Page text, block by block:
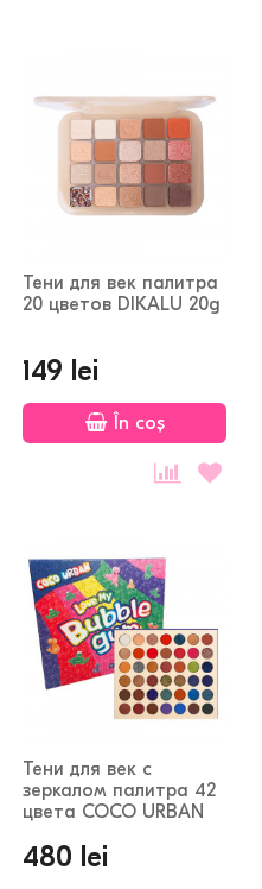
Тени для век палитра
20 цветов DIKALU 20g
149 lei
În coș
Тени для век с
зеркалом палитра 42
цвета COCO URBAN
480 lei